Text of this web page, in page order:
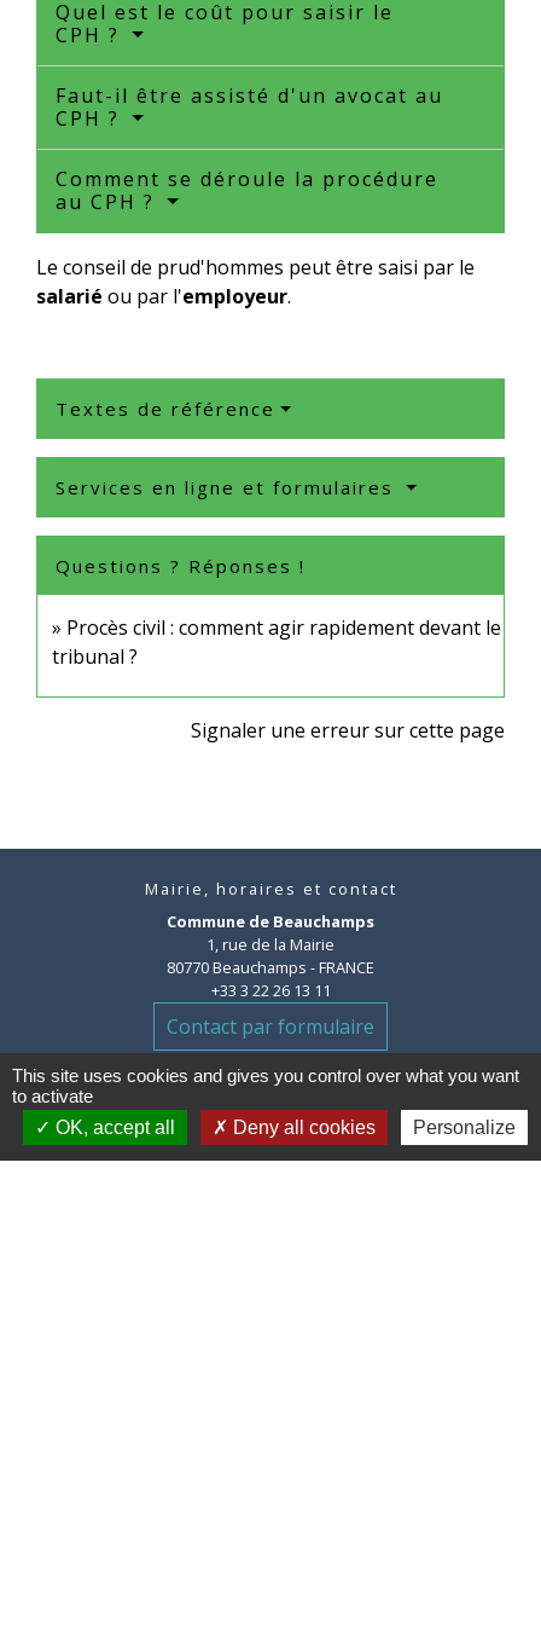
Quel est le coût pour saisir le
CPH ?
Faut-il être assisté d'un avocat au
CPH ?
Comment se déroule la procédure
au CPH ?
Le conseil de prud'hommes peut être saisi par le
salarié ou par l'employeur.
Textes de référence
Services en ligne et formulaires
Questions ? Réponses !
Procès civil : comment agir rapidement devant le
tribunal ?
Signaler une erreur sur cette page
Mairie, horaires et contact
Commune de Beauchamps
1, rue de la Mairie
80770 Beauchamps - FRANCE
+33 3 22 26 13 11
Contact par formulaire
This site uses cookies and gives you control over what you want
to activate
OK, accept all
Deny all cookies Personalize